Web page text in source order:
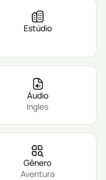
Estúdio
Áudio
Ingles
Gênero
Aventura